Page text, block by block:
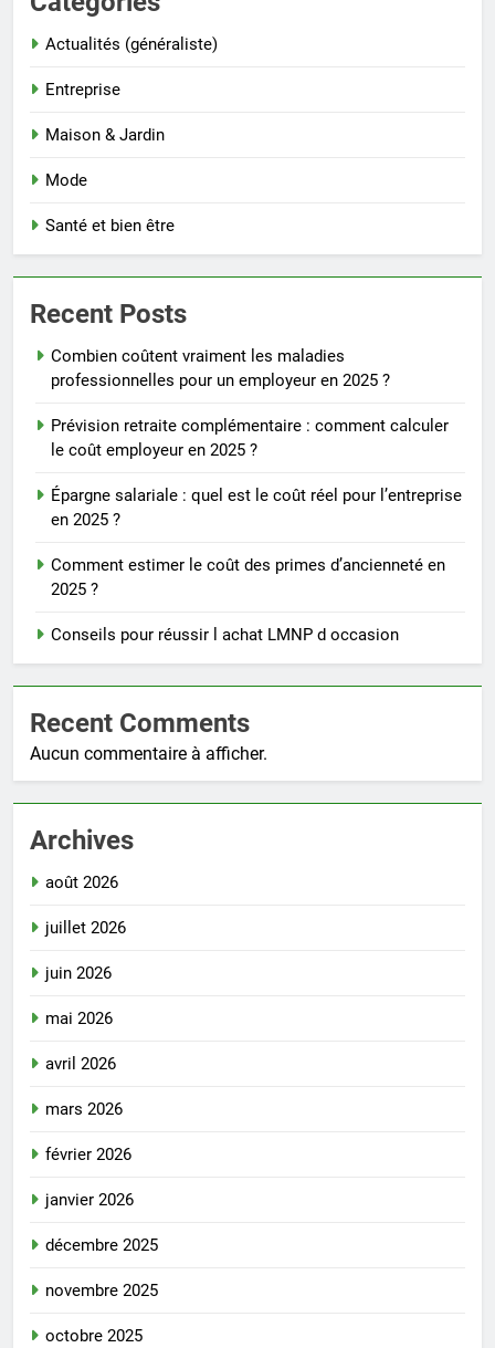
Actualités (généraliste)
Entreprise
Maison & Jardin
Mode
Santé et bien être
Recent Posts
Combien coûtent vraiment les maladies
professionnelles pour un employeur en 2025 ?
Prévision retraite complémentaire : comment calculer
le coût employeur en 2025 ?
Épargne salariale : quel est le coût réel pour l’entreprise
en 2025 ?
Comment estimer le coût des primes d’ancienneté en
2025 ?
Conseils pour réussir l achat LMNP d occasion
Recent Comments
Aucun commentaire à afficher.
Archives
août 2026
juillet 2026
juin 2026
mai 2026
avril 2026
mars 2026
février 2026
janvier 2026
décembre 2025
novembre 2025
octobre 2025